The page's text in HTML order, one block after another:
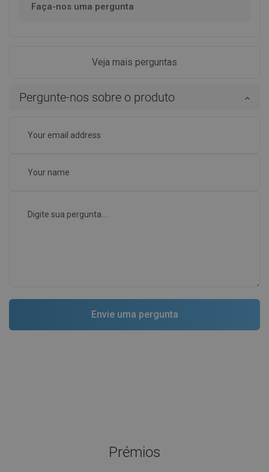
Faça-nos uma pergunta
Veja mais perguntas
Pergunte-nos sobre o produto
Prémios